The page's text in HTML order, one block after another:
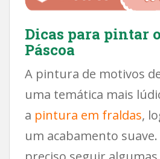
Dicas para pintar
Páscoa
A pintura de motivos
uma temática mais
a pintura em fraldas,
um acabamento